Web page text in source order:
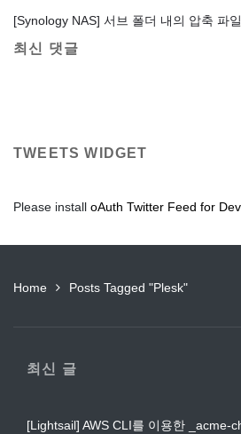
[Synology NAS] 서브 폴더 내의 압축 파
최신 댓글
TWEETS WIDGET
Please install oAuth Twitter Feed for
Home Posts Tagged "Plesk"
최신 글
[Lightsail] AWS CLI를 이용한 _acme-